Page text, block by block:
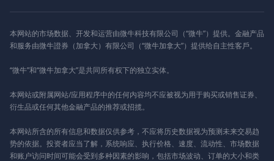
本网站的市场数据、开发和运营由微牛科技有限公司（“微牛”）提供。金融产品
和服务由微牛證券（加拿大）有限公司（“微牛加拿大”）提供给自主性客戶。
“微牛”和“微牛加拿大”是共同所有权下的独立实体。
本网站或附属网站/应用程序中的任何内容均不应被视为用于购买或销售证券、
衍生品或任何其他金融产品的推荐或招揽。
本网站所含的所有信息和数据仅供参考，不应将历史数据视为预测未来交易趋
势的依据。投资者应当了解，系统响应、执行价格、速度、流动性、市场数据
和账户访问时间可能会受到多种因素的影响，包括市场波动、订单的大小和类